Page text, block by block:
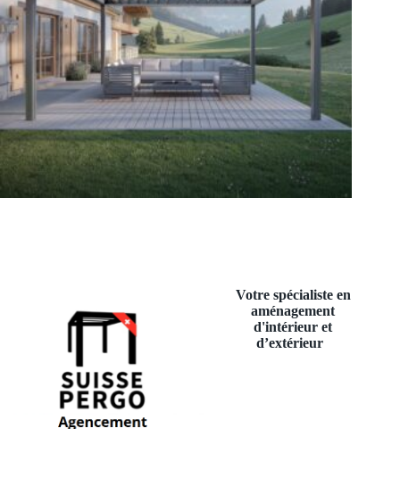
Votre spécialiste en
aménagement
d'intérieur et
d’extérieur